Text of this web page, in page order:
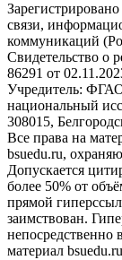
связи,
коммуникаций
Свидетельство
86291 от
Учредитель:
национальный
308015,
Все права на
bsuedu.ru,
Допускается
более 50% от
прямой
заимствован.
непосредственно
материал